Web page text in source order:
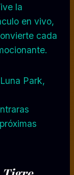
la
en vivo,
cada
Park,